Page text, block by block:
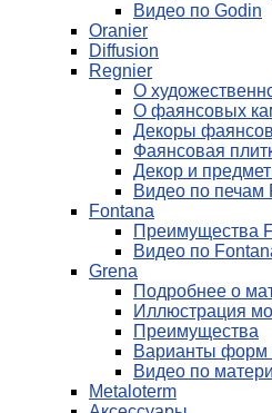
Видео по Godin
Oranier
Diffusion
Regnier
О
О фаянсовых
Декоры
Фаянсовая
Декор и
Видео по печам
Fontana
Преимущества
Видео по
Grena
Подробнее о
Иллюстрация
Преимущества
Варианты форм
Видео по
Metaloterm